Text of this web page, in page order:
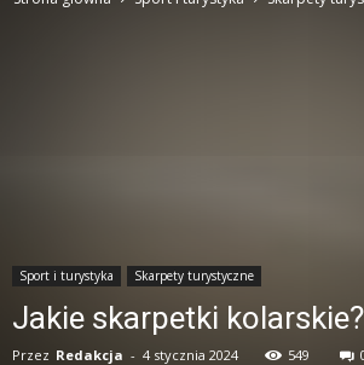
Sport i turystyka Skarpety turystyczne
Jakie skarpetki kolarskie?
Przez Redakcja - 4 stycznia 2024 549